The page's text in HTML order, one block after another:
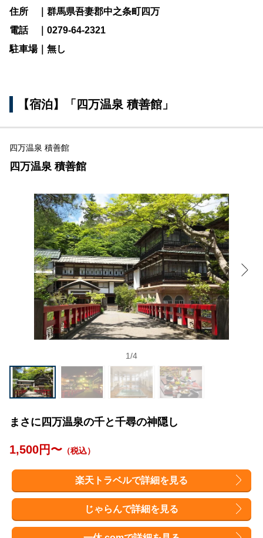
住所 ｜群馬県吾妻郡中之条町四万
電話 ｜0279-64-2321
駐車場｜無し
【宿泊】「四万温泉 積善館」
四万温泉 積善館
四万温泉 積善館
1/4
まさに四万温泉の千と千尋の神隠し
1,500円〜 （税込）
楽天トラベルで詳細を見る
じゃらんで詳細を見る